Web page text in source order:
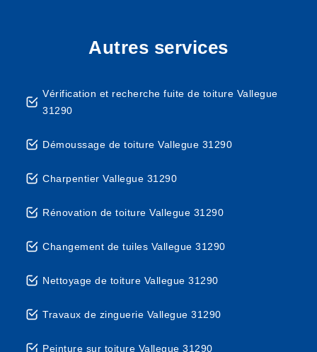
Autres services
Vérification et recherche fuite de toiture Vallegue
31290
Démoussage de toiture Vallegue 31290
Charpentier Vallegue 31290
Rénovation de toiture Vallegue 31290
Changement de tuiles Vallegue 31290
Nettoyage de toiture Vallegue 31290
Travaux de zinguerie Vallegue 31290
Peinture sur toiture Vallegue 31290